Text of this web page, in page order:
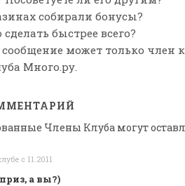
собирали бонусы?
быстрее всего?
сообщение может только член
Много.ру.
Члены Клуба могут
с 11.2011
а вы?)